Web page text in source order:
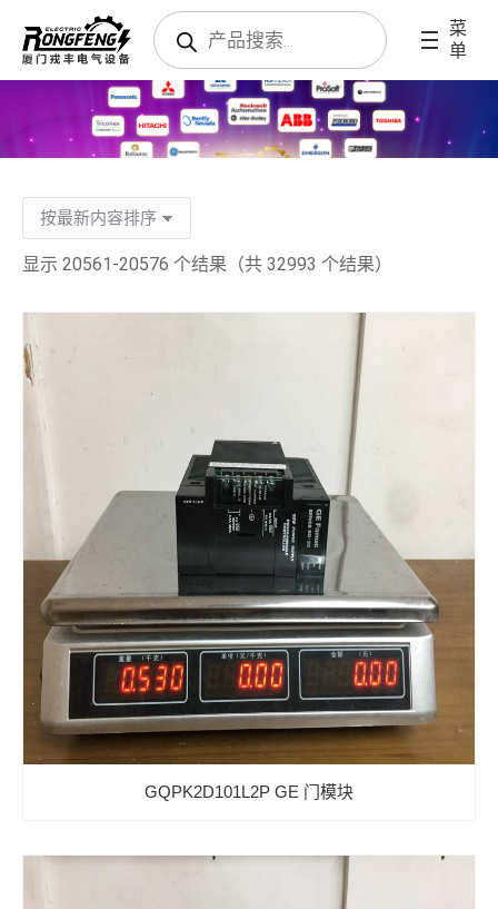
菜
单
搜
索
产
品
显示 20561-20576 个结果（共 32993 个结果）
GQPK2D101L2P GE 门模块